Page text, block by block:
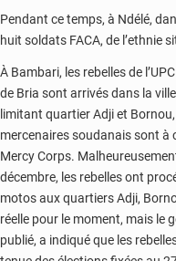
Pendant ce temps, à Ndélé,
huit soldats FACA, de l’ethnie
À Bambari, les rebelles de
de Bria sont arrivés dans la
limitant quartier Adji et
mercenaires soudanais sont à
Mercy Corps.
décembre, les rebelles ont
motos aux quartiers Adji,
réelle pour le moment, mais le
publié, a indiqué que les